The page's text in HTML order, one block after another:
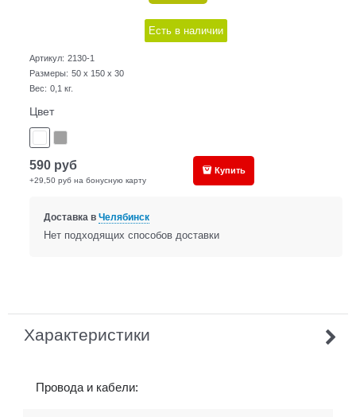
Есть в наличии
Артикул: 2130-1
Размеры: 50 x 150 x 30
Вес: 0,1 кг.
Цвет
590 руб
+29,50 руб на бонусную карту
Купить
Доставка в Челябинск
Нет подходящих способов доставки
Характеристики
Провода и кабели: